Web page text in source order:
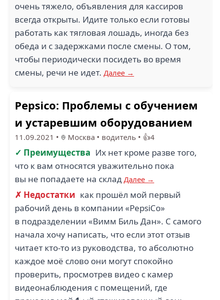
очень тяжело, объявления для кассиров
всегда открыты. Идите только если готовы
работать как тягловая лошадь, иногда без
обеда и с задержками после смены. О том,
чтобы периодически посидеть во время
смены, речи не идет. Далее →
Pepsico: Проблемы с обучением
и устаревшим оборудованием
11.09.2021 • Москва • водитель • 👍4
✓ Преимущества Их нет кроме разве того,
что к вам относятся уважительно пока
вы не попадаете на склад Далее →
✗ Недостатки как прошёл мой первый
рабочий день в компании «PepsiCo»
в подразделении «Вимм Биль Дан». С самого
начала хочу написать, что если этот отзыв
читает кто-то из руководства, то абсолютно
каждое моё слово они могут спокойно
проверить, просмотрев видео с камер
видеонаблюдения с помещений, где